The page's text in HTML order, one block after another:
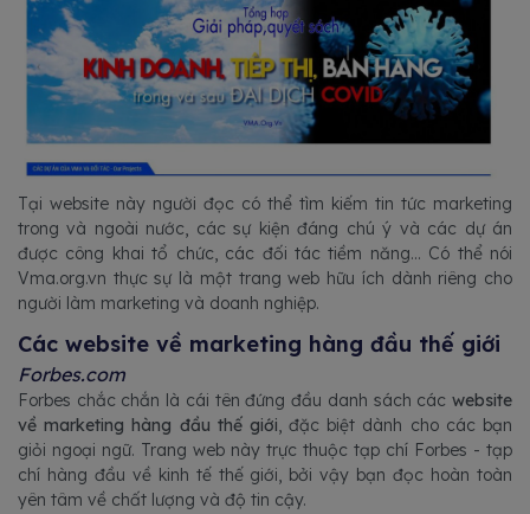
Tại website này người đọc có thể tìm kiếm tin tức marketing
trong và ngoài nước, các sự kiện đáng chú ý và các dự án
được công khai tổ chức, các đối tác tiềm năng... Có thể nói
Vma.org.vn thực sự là một trang web hữu ích dành riêng cho
người làm marketing và doanh nghiệp.
Các website về marketing hàng đầu thế giới
Forbes.com
Forbes chắc chắn là cái tên đứng đầu danh sách các website
về marketing hàng đầu thế giới, đặc biệt dành cho các bạn
giỏi ngoại ngữ. Trang web này trực thuộc tạp chí Forbes - tạp
chí hàng đầu về kinh tế thế giới, bởi vậy bạn đọc hoàn toàn
yên tâm về chất lượng và độ tin cậy.